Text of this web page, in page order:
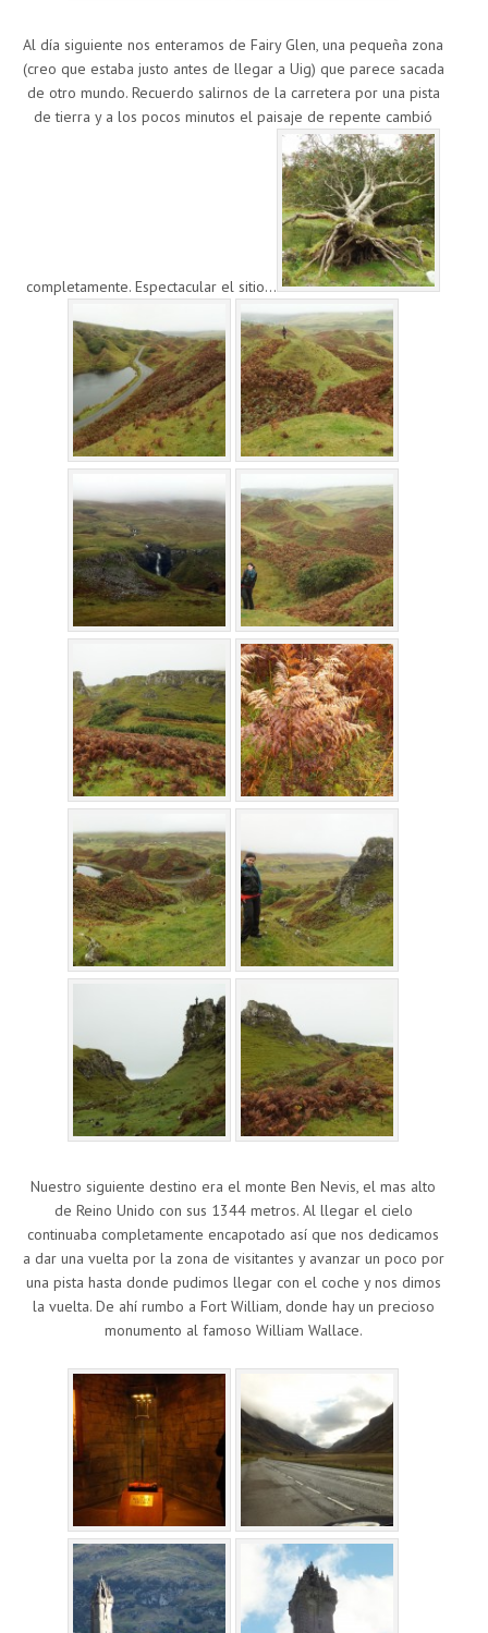
Al día siguiente nos enteramos de Fairy Glen, una pequeña zona
(creo que estaba justo antes de llegar a Uig) que parece sacada
de otro mundo. Recuerdo salirnos de la carretera por una pista
de tierra y a los pocos minutos el paisaje de repente cambió
completamente. Espectacular el sitio…
Nuestro siguiente destino era el monte Ben Nevis, el mas alto
de Reino Unido con sus 1344 metros. Al llegar el cielo
continuaba completamente encapotado así que nos dedicamos
a dar una vuelta por la zona de visitantes y avanzar un poco por
una pista hasta donde pudimos llegar con el coche y nos dimos
la vuelta. De ahí rumbo a Fort William, donde hay un precioso
monumento al famoso William Wallace.